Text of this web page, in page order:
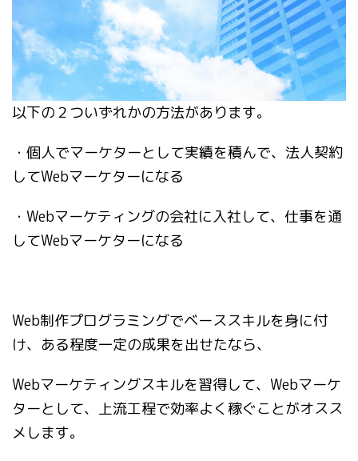
以下の２ついずれかの方法があります。
・個人でマーケターとして実績を積んで、法人契約
してWebマーケターになる
・Webマーケティングの会社に入社して、仕事を通
してWebマーケターになる
Web制作プログラミングでベーススキルを身に付
け、ある程度一定の成果を出せたなら、
Webマーケティングスキルを習得して、Webマーケ
ターとして、上流工程で効率よく稼ぐことがオスス
メします。